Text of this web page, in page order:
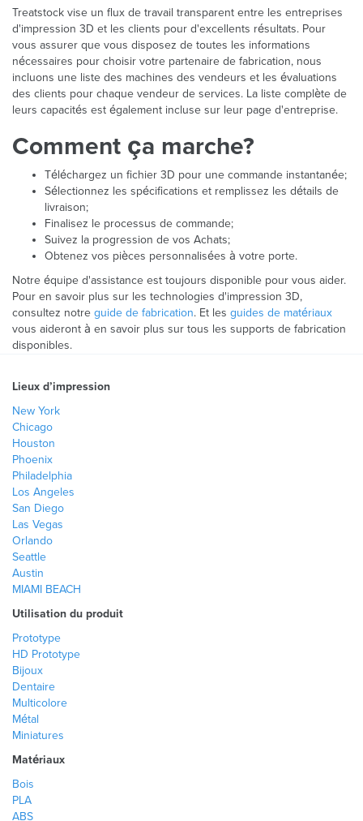
Treatstock vise un flux de travail transparent entre les entreprises
d'impression 3D et les clients pour d'excellents résultats. Pour
vous assurer que vous disposez de toutes les informations
nécessaires pour choisir votre partenaire de fabrication, nous
incluons une liste des machines des vendeurs et les évaluations
des clients pour chaque vendeur de services. La liste complète de
leurs capacités est également incluse sur leur page d'entreprise.
Comment ça marche?
Téléchargez un fichier 3D pour une commande instantanée;
Sélectionnez les spécifications et remplissez les détails de
livraison;
Finalisez le processus de commande;
Suivez la progression de vos Achats;
Obtenez vos pièces personnalisées à votre porte.
Notre équipe d'assistance est toujours disponible pour vous aider.
Pour en savoir plus sur les technologies d'impression 3D,
consultez notre guide de fabrication. Et les guides de matériaux
vous aideront à en savoir plus sur tous les supports de fabrication
disponibles.
Lieux d’impression
New York
Chicago
Houston
Phoenix
Philadelphia
Los Angeles
San Diego
Las Vegas
Orlando
Seattle
Austin
MIAMI BEACH
Utilisation du produit
Prototype
HD Prototype
Bijoux
Dentaire
Multicolore
Métal
Miniatures
Matériaux
Bois
PLA
ABS